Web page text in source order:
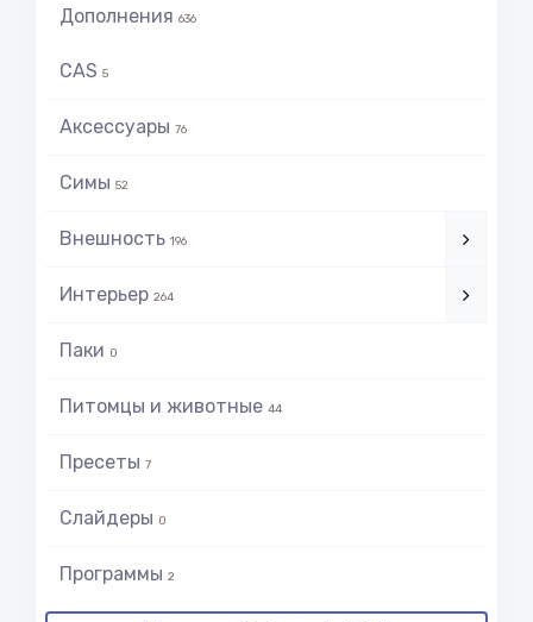
Дополнения 636
CAS 5
Аксессуары 76
Симы 52
Внешность 196
Интерьер 264
Паки 0
Питомцы и животные 44
Пресеты 7
Слайдеры 0
Программы 2